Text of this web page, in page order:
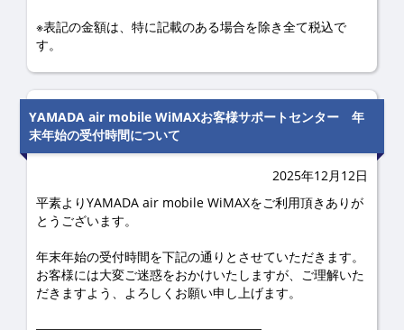
※表記の金額は、特に記載のある場合を除き全て税込で
す。
YAMADA air mobile WiMAXお客様サポートセンター 年
末年始の受付時間について
2025年12月12日
平素よりYAMADA air mobile WiMAXをご利用頂きありが
とうございます。
年末年始の受付時間を下記の通りとさせていただきます。
お客様には大変ご迷惑をおかけいたしますが、ご理解いた
だきますよう、よろしくお願い申し上げます。